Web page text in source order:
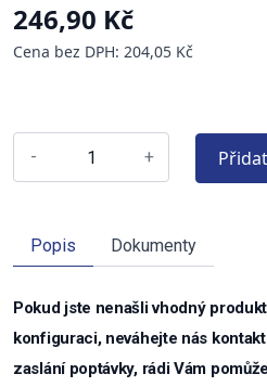
246,90 Kč
Cena bez DPH: 204,05 Kč
- +
Popis Dokumenty
Pokud jste nenašli vhodný
konfiguraci, neváhejte nás
zaslání poptávky, rádi Vám